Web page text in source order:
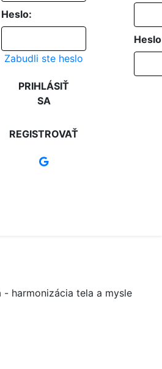
Heslo:
Zabudli ste heslo
PRIHLÁSIŤ
SA
REGISTROVAŤ
- harmonizácia tela a mysle